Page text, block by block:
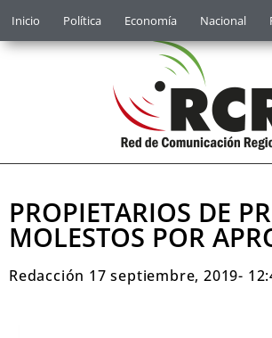
Inicio Política Economía Nacional
PROPIETARIOS DE
MOLESTOS POR
Redacción 17 septiembre, 2019-